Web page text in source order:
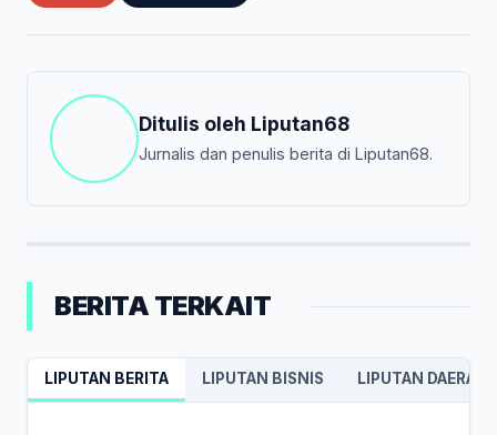
Ditulis oleh Liputan68
Jurnalis dan penulis berita di Liputan68.
BERITA TERKAIT
LIPUTAN BERITA LIPUTAN BISNIS LIPUTAN DAERAH